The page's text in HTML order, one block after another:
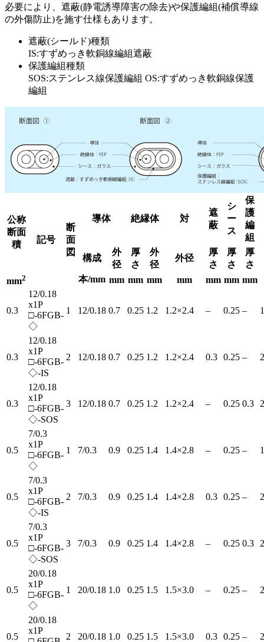
必要により、遮蔽(静電誘導障害の除去)や保護編組(補償導線
の外傷防止)を施す仕様もあります。
遮蔽(シールド)種類
IS:すずめっき軟銅線編組遮蔽
保護編組種類
SOS:ステンレス線保護編組 OS:すずめっき軟銅線保護
編組
公称
断面
積
記号
断
面
図
導体 絶縁体 対
遮
蔽
シ
ー
ス
保
護
編
組
構成
外
径
厚
さ
外
径
外径
厚
さ
厚
さ
厚
さ
mm2 本/mm mm mm mm mm mm mm mm
0.3
12/0.18
x1P
□-6FGB-
◇
1 12/0.18 0.7 0.25 1.2 1.2×2.4 – 0.25 –
0.3
12/0.18
x1P
□-6FGB-
◇-IS
2 12/0.18 0.7 0.25 1.2 1.2×2.4 0.3 0.25 –
0.3
12/0.18
x1P
□-6FGB-
◇-SOS
3 12/0.18 0.7 0.25 1.2 1.2×2.4 – 0.25 0.3
0.5
7/0.3
x1P
□-6FGB-
◇
1 7/0.3 0.9 0.25 1.4 1.4×2.8 – 0.25 –
0.5
7/0.3
x1P
□-6FGB-
◇-IS
2 7/0.3 0.9 0.25 1.4 1.4×2.8 0.3 0.25 –
0.5
7/0.3
x1P
□-6FGB-
◇-SOS
3 7/0.3 0.9 0.25 1.4 1.4×2.8 – 0.25 0.3
0.5
20/0.18
x1P
□-6FGB-
◇
1 20/0.18 1.0 0.25 1.5 1.5×3.0 – 0.25 –
0.5
20/0.18
x1P
2 20/0.18 1.0 0.25 1.5 1.5×3.0 0.3 0.25 –